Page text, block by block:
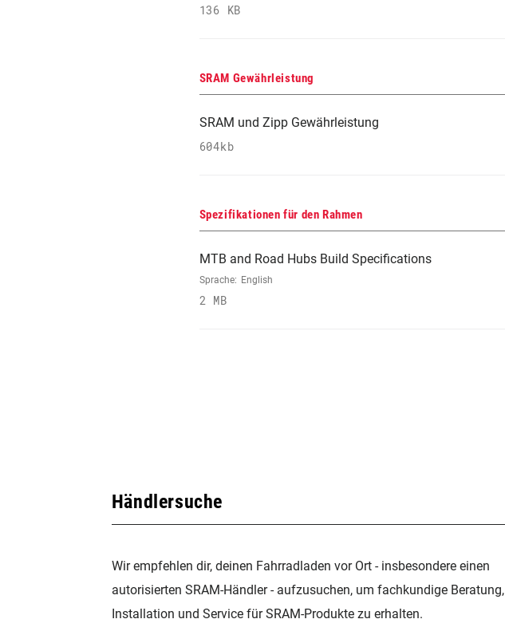
136 KB
SRAM Gewährleistung
SRAM und Zipp Gewährleistung
604kb
Spezifikationen für den Rahmen
MTB and Road Hubs Build Specifications
Sprache: English
2 MB
Händlersuche
Wir empfehlen dir, deinen Fahrradladen vor Ort - insbesondere einen
autorisierten SRAM-Händler - aufzusuchen, um fachkundige Beratung,
Installation und Service für SRAM-Produkte zu erhalten.